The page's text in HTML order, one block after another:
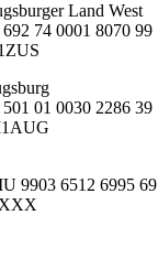
Land West
74 0001 8070 99
01 0030 2286 39
9903 6512 6995 69